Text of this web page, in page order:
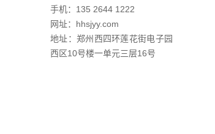
手机：135 2644 1222
网址：hhsjyy.com
地址：郑州西四环莲花街电子园
西区10号楼一单元三层16号